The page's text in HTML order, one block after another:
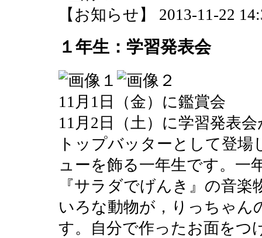
【お知らせ】 2013-11-22
１年生：学習発表会
11月1日（金）に鑑賞会
11月2日（土）に学習発表
トップバッターとして登
ューを飾る一年生です。一
『サラダでげんき』の音
いろな動物が，りっちゃん
す。自分で作ったお面をつ